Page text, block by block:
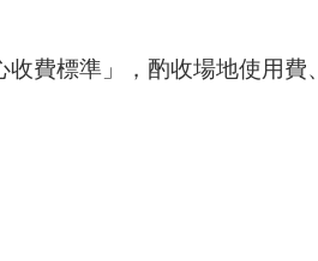
費標準」，酌收場地使用費